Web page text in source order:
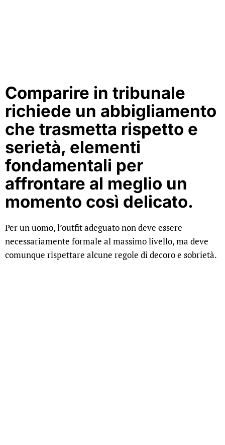
Comparire in tribunale
richiede un abbigliamento
che trasmetta rispetto e
serietà, elementi
fondamentali per
affrontare al meglio un
momento così delicato.
Per un uomo, l’outfit adeguato non deve essere
necessariamente formale al massimo livello, ma deve
comunque rispettare alcune regole di decoro e sobrietà.